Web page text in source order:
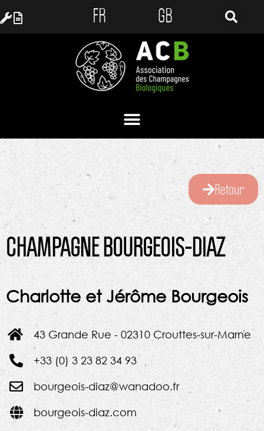
FR GB
Retour
CHAMPAGNE BOURGEOIS-DIAZ
Charlotte et Jérôme Bourgeois
43 Grande Rue - 02310 Crouttes-sur-Marne
+33 (0) 3 23 82 34 93
bourgeois-diaz@wanadoo.fr
bourgeois-diaz.com